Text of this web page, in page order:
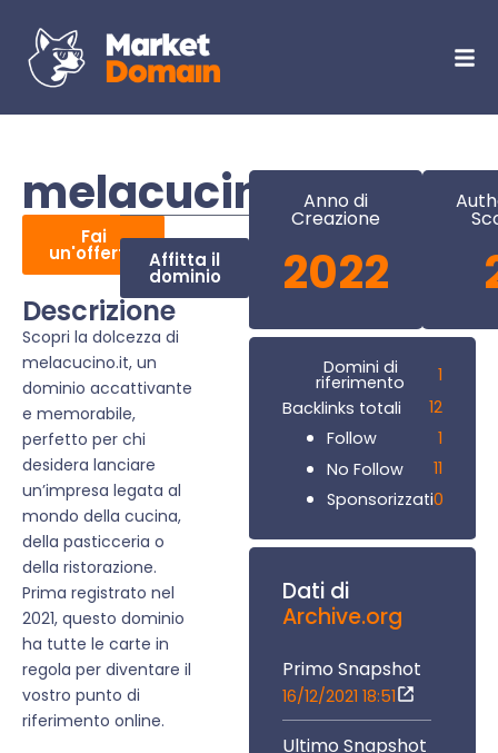
melacucino.it
Fai
un'offerta Affitta il
dominio
Descrizione
Scopri la dolcezza di
melacucino.it, un
dominio accattivante
e memorabile,
perfetto per chi
desidera lanciare
un’impresa legata al
mondo della cucina,
della pasticceria o
della ristorazione.
Prima registrato nel
2021, questo dominio
ha tutte le carte in
regola per diventare il
vostro punto di
riferimento online.
Anno di
Creazione
2022
Domini di
riferimento
1
Backlinks totali
12
Follow
1
No Follow
11
Sponsorizzati0
Dati di
Archive.org
Primo Snapshot
16/12/2021 18:51
Ultimo Snapshot